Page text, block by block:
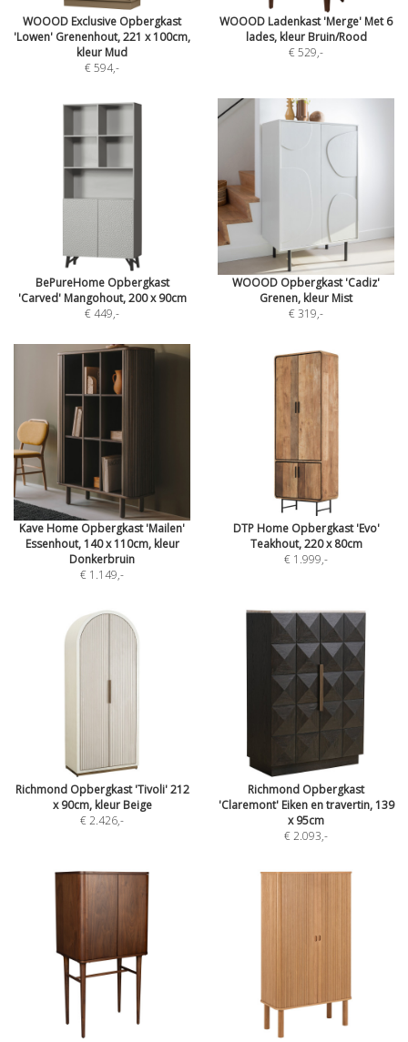
WOOOD Exclusive Opbergkast
'Lowen' Grenenhout, 221 x 100cm,
kleur Mud
€ 594,-
WOOOD Ladenkast 'Merge' Met 6
lades, kleur Bruin/Rood
€ 529,-
BePureHome Opbergkast
'Carved' Mangohout, 200 x 90cm
€ 449,-
WOOOD Opbergkast 'Cadiz'
Grenen, kleur Mist
€ 319,-
Kave Home Opbergkast 'Mailen'
Essenhout, 140 x 110cm, kleur
Donkerbruin
€ 1.149,-
DTP Home Opbergkast 'Evo'
Teakhout, 220 x 80cm
€ 1.999,-
Richmond Opbergkast 'Tivoli' 212
x 90cm, kleur Beige
€ 2.426,-
Richmond Opbergkast
'Claremont' Eiken en travertin, 139
x 95cm
€ 2.093,-